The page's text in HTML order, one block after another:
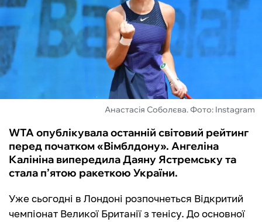
ФУТЗАЛ
ІНШІ
Анастасія Соболєва. Фото: Instagram
WTA опублікувала останній світовий рейтинг
перед початком «Вімблдону». Ангеліна
Калініна випередила Даяну Ястремську та
стала п’ятою ракеткою України.
Уже сьогодні в Лондоні розпочнеться Відкритий
чемпіонат Великої Британії з тенісу. До основної